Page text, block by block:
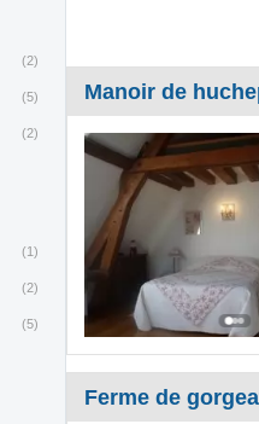
(2)
(5)
(2)
(1)
(2)
(5)
Manoir de
Ferme de